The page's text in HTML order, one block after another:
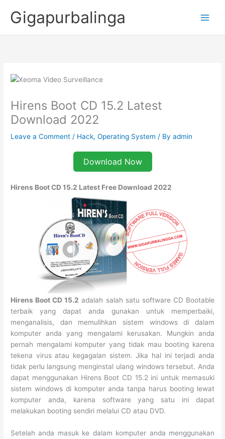
Gigapurbalinga
Hirens Boot CD 15.2 Latest
Download 2022
Leave a Comment / Hack,Operating System / Byadmin
Download Now
Hirens Boot CD 15.2 Latest Free Download 2022
Hirens Boot CD 15.2 adalah salah satu software CD Bootable
terbaik yang dapat anda gunakan untuk memperbaiki,
menganalisis, dan memulihkan sistem windows di dalam
komputer anda yang mengalami kerusakan. Mungkin anda
pernah mengalami komputer yang tidak mau booting karena
tekena virus atau kegagalan sistem. Jika hal ini terjadi anda
tidak perlu langsung menginstal ulang windows tersebut. Anda
dapat menggunakan Hirens Boot CD 15.2 ini untuk memasuki
sistem windows di komputer anda tanpa harus booting lewat
komputer anda, karena software yang satu ini dapat
melakukan booting sendiri melalui CD atau DVD.
Setelah anda masuk ke dalam komputer anda menggunakan